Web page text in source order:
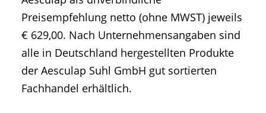
Preisempfehlung netto (ohne MWST) jeweils
€ 629,00. Nach Unternehmensangaben sind
alle in Deutschland hergestellten Produkte
der Aesculap Suhl GmbH gut sortierten
Fachhandel erhältlich.